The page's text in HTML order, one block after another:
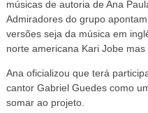
músicas de autoria de Ana
Admiradores do grupo
versões seja da música em
norte americana Kari Jobe
Ana oficializou que terá
cantor Gabriel Guedes como
somar ao projeto.